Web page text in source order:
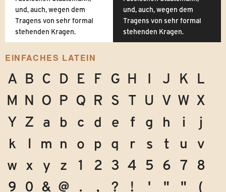
und, auch, wegen dem
Tragens von sehr formal
stehenden Kragen.
und, auch, wegen dem
Tragens von sehr formal
stehenden Kragen.
EINFACHES LATEIN
A B C D E F G H I J K L
M N O P Q R S T U V W X
Y Z a b c d e f g h i
j
k
l m n o p q r s t u v
w x y z 1 2 3 4 5 6 7 8
9 0 & @ . , ? ! ' " "
(